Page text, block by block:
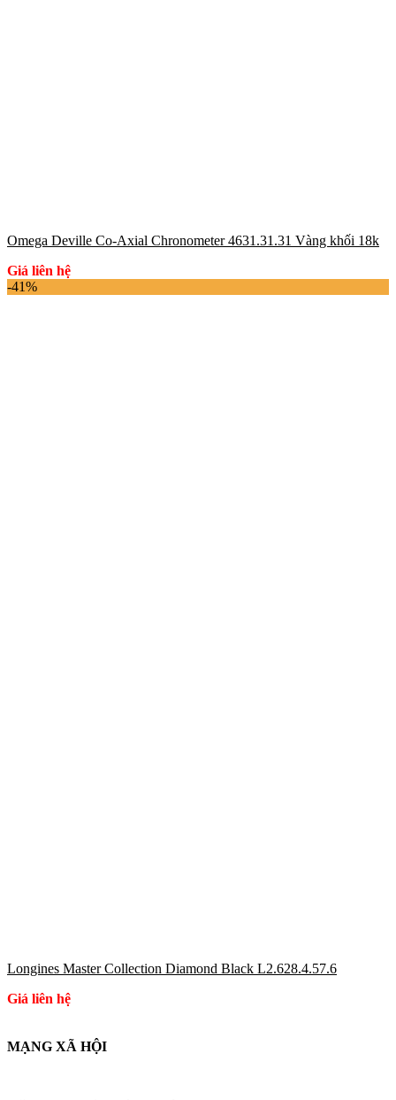
Omega Deville Co-Axial Chronometer 4631.31.31 Vàng khối 18k
Giá liên hệ
-41%
Longines Master Collection Diamond Black L2.628.4.57.6
Giá liên hệ
MẠNG XÃ HỘI